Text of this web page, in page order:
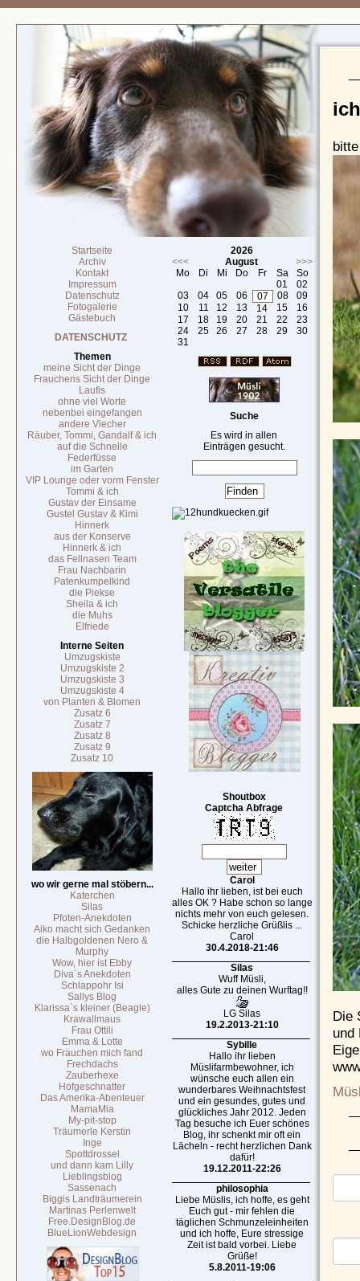
Startseite
Archiv
Kontakt
Impressum
Datenschutz
Fotogalerie
Gästebuch
DATENSCHUTZ
Themen
meine Sicht der Dinge
Frauchens Sicht der Dinge
Laufis
ohne viel Worte
nebenbei eingefangen
andere Viecher
Räuber, Tommi, Gandalf & ich
auf die Schnelle
Federfüsse
im Garten
VIP Lounge oder vorm Fenster
Tommi & ich
Gustav der Einsame
Gustel Gustav & Kimi
Hinnerk
aus der Konserve
Hinnerk & ich
das Fellnasen Team
Frau Nachbarin
Patenkumpelkind
die Piekse
Sheila & ich
die Muhs
Elfriede
Interne Seiten
Umzugskiste
Umzugskiste 2
Umzugskiste 3
Umzugskiste 4
von Planten & Blomen
Zusatz 6
Zusatz 7
Zusatz 8
Zusatz 9
Zusatz 10
wo wir gerne mal stöbern...
Katerchen
Silas
Pfoten-Anekdoten
Aiko macht sich Gedanken
die Halbgoldenen Nero &
Murphy
Wow, hier ist Ebby
Diva`s Anekdoten
Schlappohr Isi
Sallys Blog
Klarissa`s kleiner (Beagle)
Krawallmaus
Frau Ottili
Emma & Lotte
wo Frauchen mich fand
Frechdachs
Zauberhexe
Hofgeschnatter
Das Amerika-Abenteuer
MamaMia
My-pit-stop
Träumerle Kerstin
Inge
Spottdrossel
und dann kam Lilly
Lieblingsblog
Sassenach
Biggis Landträumerein
Martinas Perlenwelt
Free.DesignBlog.de
BlueLionWebdesign
2026
<<<
August
>>>
Mo
Di Mi Do Fr Sa
So
01
02
03
04 05 06 07 08
09
10
11 12 13 14 15
16
17
18 19 20 21 22
23
24
25 26 27 28 29
30
31
Suche
Es wird in allen
Einträgen gesucht.
Shoutbox
Captcha Abfrage
Carol
Hallo ihr lieben, ist bei euch
alles OK ? Habe schon so lange
nichts mehr von euch gelesen.
Schicke herzliche Grüßlis ...
Carol
30.4.2018-21:46
Silas
Wuff Müsli,
alles Gute zu deinen Wurftag!!
LG Silas
19.2.2013-21:10
Sybille
Hallo ihr lieben
Müslifarmbewohner, ich
wünsche euch allen ein
wunderbares Weihnachtsfest
und ein gesundes, gutes und
glückliches Jahr 2012. Jeden
Tag besuche ich Euer schönes
Blog, ihr schenkt mir oft ein
Lächeln - recht herzlichen Dank
dafür!
19.12.2011-22:26
philosophia
Liebe Müslis, ich hoffe, es geht
Euch gut - mir fehlen die
täglichen Schmunzeleinheiten
und ich hoffe, Eure stressige
Zeit ist bald vorbei. Liebe
Grüße!
5.8.2011-19:06
Die
und